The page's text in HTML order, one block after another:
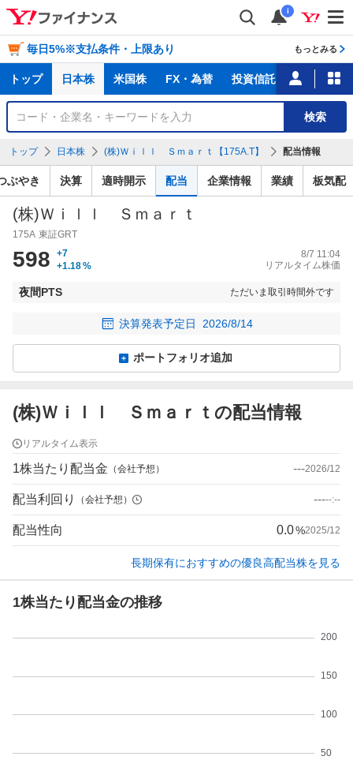
i
毎日5%※支払条件・上限あり もっとみる
サ
トップ 日本株 米国株 FX・為替 投資信託 ニュース
銘
検
索
検索
トップ 日本株 (株)Ｗｉｌｌ Ｓｍａｒｔ【175A.T】 配当情報
ぶやき 決算 適時開示 配当 企業情報 業績 板気配
(株)Ｗｉｌｌ Ｓｍａｒｔ
175A 東証GRT
598
+7
+1.18%
8/7 11:04
リアルタイム株価
夜間PTS ただいま取引時間外です
決算発表予定日 2026/8/14
ポートフォリオ追加
(株)Ｗｉｌｌ Ｓｍａｒｔの配当情報
リアルタイム表示
1株当たり配当金 （会社予想） ---2026/12
配当利回り （会社予想） -----:--
配当性向 0.0%2025/12
長期保有におすすめの優良高配当株を見る
1株当たり配当金の推移